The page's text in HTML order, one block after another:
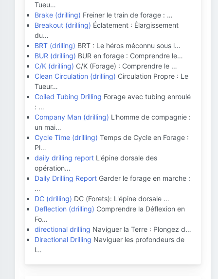
Tueu…
Brake (drilling) Freiner le train de forage : …
Breakout (drilling) Éclatement : Élargissement
du…
BRT (drilling) BRT : Le héros méconnu sous l…
BUR (drilling) BUR en forage : Comprendre le…
C/K (drilling) C/K (Forage) : Comprendre le …
Clean Circulation (drilling) Circulation Propre : Le
Tueur…
Coiled Tubing Drilling Forage avec tubing enroulé
: …
Company Man (drilling) L'homme de compagnie :
un mai…
Cycle Time (drilling) Temps de Cycle en Forage :
Pl…
daily drilling report L'épine dorsale des
opération…
Daily Drilling Report Garder le forage en marche :
…
DC (drilling) DC (Forets): L'épine dorsale …
Deflection (drilling) Comprendre la Déflexion en
Fo…
directional drilling Naviguer la Terre : Plongez d…
Directional Drilling Naviguer les profondeurs de
l…